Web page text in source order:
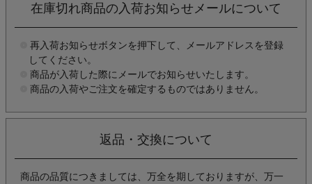
在庫切れ商品の入荷お知らせメールについて
再入荷お知らせボタンを押下して、メールアドレスを登録
してください。
商品が入荷した際にメールでお知らせいたします。
商品の入荷やご注文を確定するものではありません。
返品・交換について
商品の品質につきましては、万全を期しておりますが、万一